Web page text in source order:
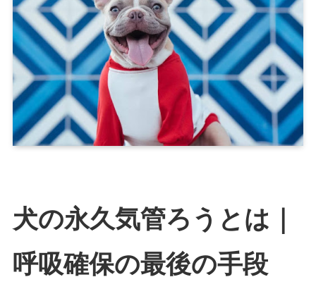
犬の永久気管ろうとは｜
呼吸確保の最後の手段